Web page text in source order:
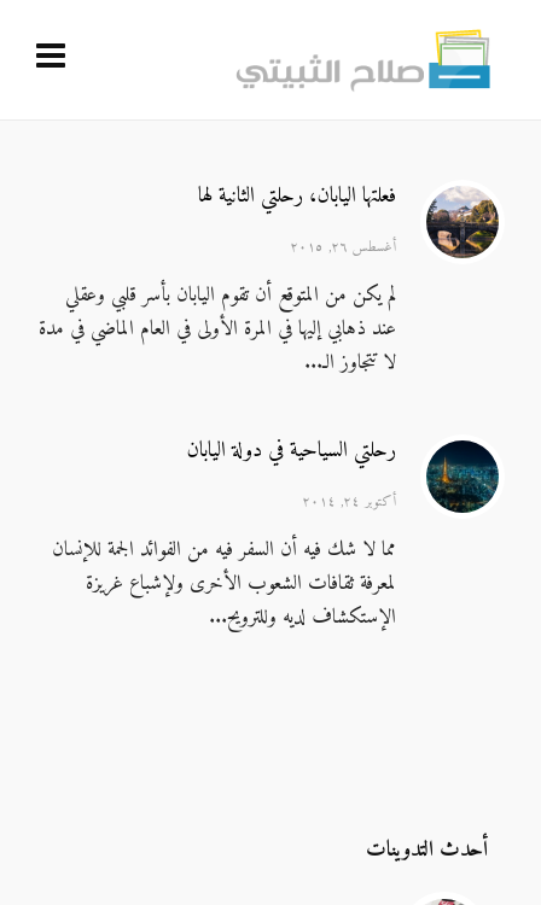
فعلتها اليابان، رحلتي الثانية لها
أغسطس ٢٦, ٢٠١٥
لم يكن من المتوقع أن تقوم اليابان بأسر قلبي وعقلي
عند ذهابي إليها في المرة الأولى في العام الماضي في مدة
لا تتجاوز الـ...
رحلتي السياحية في دولة اليابان
أكتوبر ٢٤, ٢٠١٤
مما لا شك فيه أن السفر فيه من الفوائد الجمة للإنسان
لمعرفة ثقافات الشعوب الأخرى ولإشباع غريزة
الإستكشاف لديه وللترويح...
أحدث التدوينات